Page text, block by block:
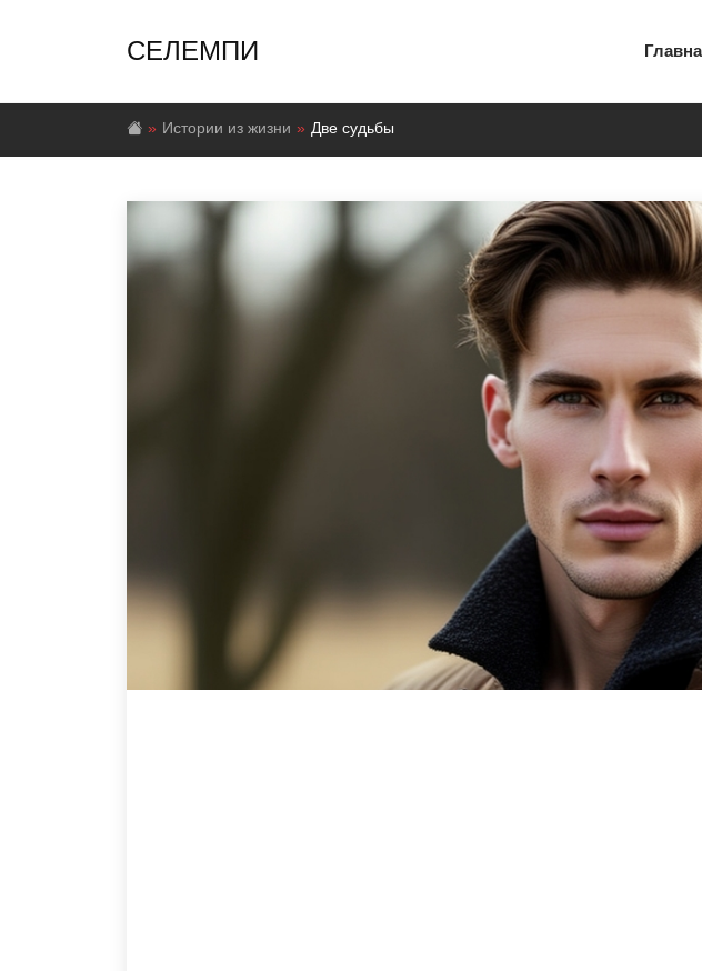
СЕЛЕМПИ
Истории из жизни Две судьбы